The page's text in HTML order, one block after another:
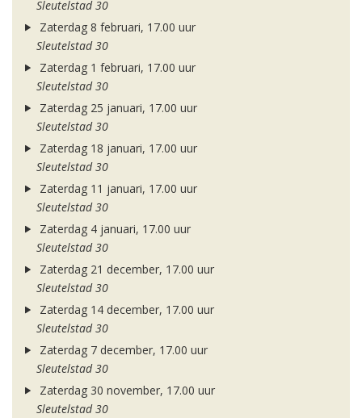
Sleutelstad 30
Zaterdag 8 februari, 17.00 uur
Sleutelstad 30
Zaterdag 1 februari, 17.00 uur
Sleutelstad 30
Zaterdag 25 januari, 17.00 uur
Sleutelstad 30
Zaterdag 18 januari, 17.00 uur
Sleutelstad 30
Zaterdag 11 januari, 17.00 uur
Sleutelstad 30
Zaterdag 4 januari, 17.00 uur
Sleutelstad 30
Zaterdag 21 december, 17.00 uur
Sleutelstad 30
Zaterdag 14 december, 17.00 uur
Sleutelstad 30
Zaterdag 7 december, 17.00 uur
Sleutelstad 30
Zaterdag 30 november, 17.00 uur
Sleutelstad 30